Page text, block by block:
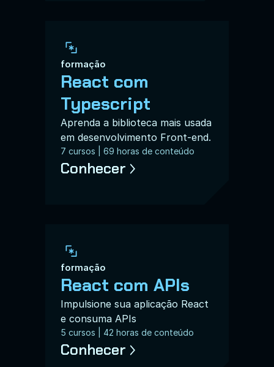
formação
React com
Typescript
Aprenda a biblioteca mais usada
em desenvolvimento Front-end.
7 cursos | 69 horas de conteúdo
Conhecer
formação
React com APIs
Impulsione sua aplicação React
e consuma APIs
5 cursos | 42 horas de conteúdo
Conhecer